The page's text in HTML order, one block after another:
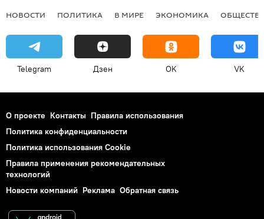
НОВОСТИ ПОЛИТИКА В МИРЕ ЭКОНОМИКА
Telegram Дзен OK VK
О проекте Контакты Правила использования
Политика конфиденциальности
Политика использования Cookie
Правила применения рекомендательных
технологий
Новости компаний Реклама Обратная связь